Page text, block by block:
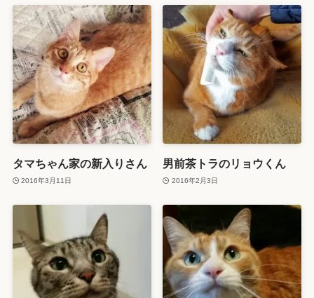
タマちゃん家の新入りさん
2016年3月11日
男前茶トラのリョウくん
2016年2月3日